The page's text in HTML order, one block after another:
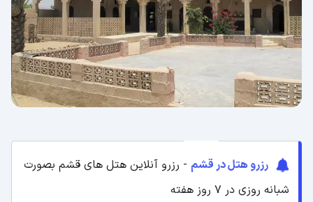
اقامتگاه بوم گردی باغ آیین های زینت
اقامتگاه بوم گردی کاکا جزیره قشم
اقامتگاه بوم گردی فانوس در قشم
اقامتگاه بوم گردی ناخدا علی صالح قشم
رزرو هتل در قشم - رزرو آنلاین هتل های قشم بصورت
شبانه روزی در 7 روز هفته